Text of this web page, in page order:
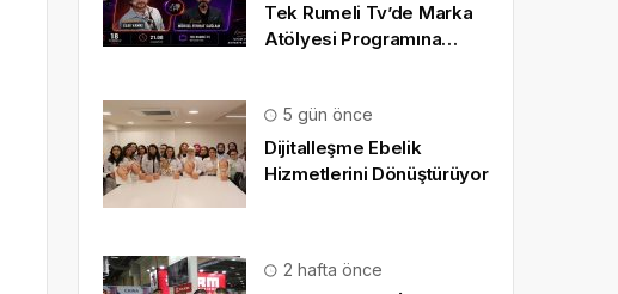
Tek Rumeli Tv’de Marka
Atölyesi Programına
5 gün önce
Dijitalleşme Ebelik
Hizmetlerini Dönüştürüyor
2 hafta önce